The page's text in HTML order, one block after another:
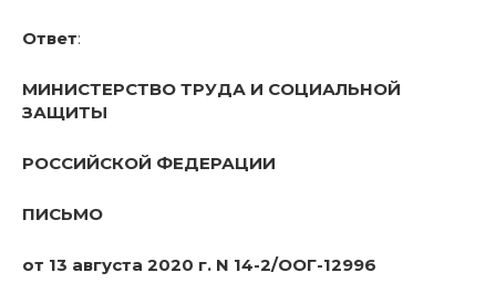
Ответ:
МИНИСТЕРСТВО ТРУДА И СОЦИАЛЬНОЙ
ЗАЩИТЫ
РОССИЙСКОЙ ФЕДЕРАЦИИ
ПИСЬМО
от 13 августа 2020 г. N 14-2/ООГ-12996